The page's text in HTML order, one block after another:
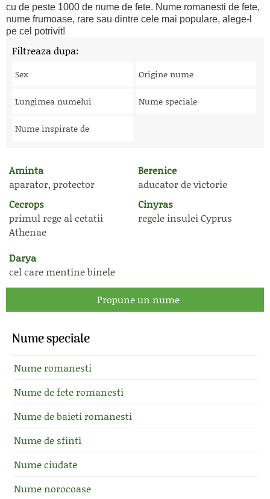
cu de peste 1000 de nume de fete. Nume romanesti de fete,
nume frumoase, rare sau dintre cele mai populare, alege-l
pe cel potrivit!
Filtreaza dupa:
Sex Origine nume
Lungimea numelui Nume speciale
Nume inspirate de
Aminta
aparator, protector
Berenice
aducator de victorie
Cecrops
primul rege al cetatii
Athenae
Cinyras
regele insulei Cyprus
Darya
cel care mentine binele
Propune un nume
Nume speciale
Nume romanesti
Nume de fete romanesti
Nume de baieti romanesti
Nume de sfinti
Nume ciudate
Nume norocoase